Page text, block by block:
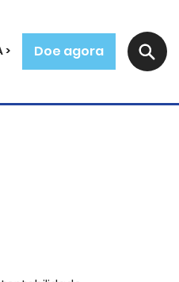
> Doe agora